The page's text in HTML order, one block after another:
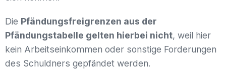
Die Pfändungsfreigrenzen aus der
Pfändungstabelle gelten hierbei nicht, weil hier
kein Arbeitseinkommen oder sonstige Forderungen
des Schuldners gepfändet werden.